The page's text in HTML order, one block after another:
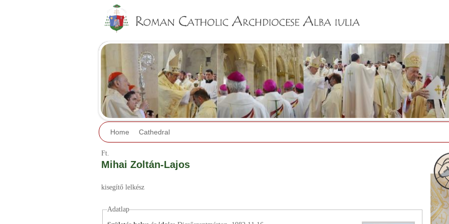
Home Cathedral
Ft.
Mihai Zoltán-Lajos
kisegítő lelkész
Adatlap